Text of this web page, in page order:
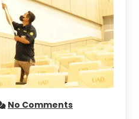
No Comments